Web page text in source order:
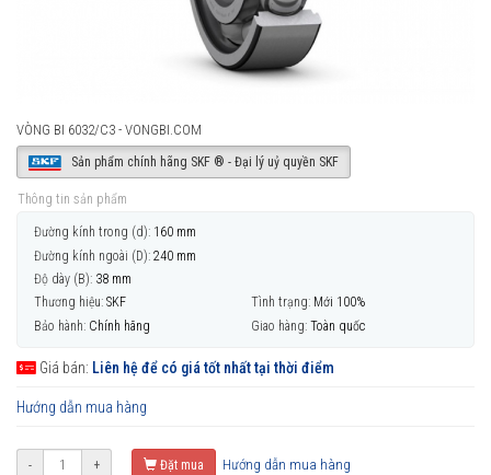
VÒNG BI 6032/C3 - VONGBI.COM
Sản phẩm chính hãng SKF ® - Đại lý uỷ quyền SKF
Thông tin sản phẩm
Đường kính trong (d): 160 mm
Đường kính ngoài (D): 240 mm
Độ dày (B): 38 mm
Thương hiệu: SKF Tình trạng: Mới 100%
Bảo hành: Chính hãng Giao hàng: Toàn quốc
Giá bán: Liên hệ để có giá tốt nhất tại thời điểm
Hướng dẫn mua hàng
- + Đặt mua Hướng dẫn mua hàng